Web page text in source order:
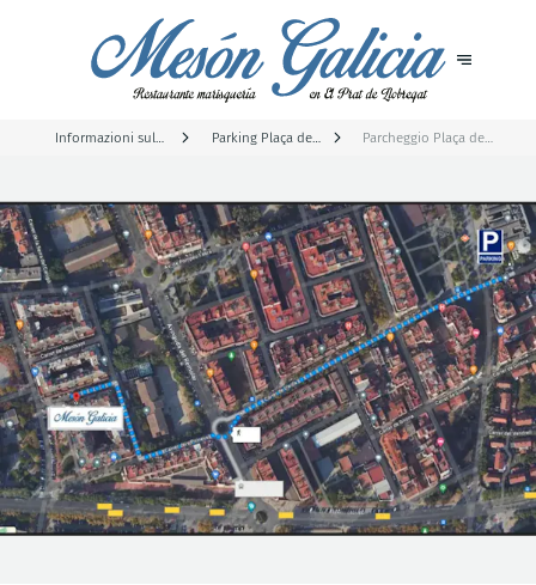
Informazioni sul
Parking Plaça de
Parcheggio Plaça de